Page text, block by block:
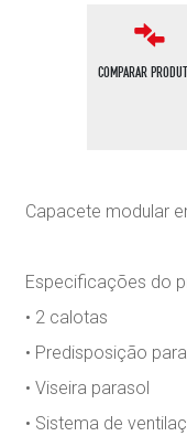
COMPARAR
Capacete modular
Especificações do
• 2 calotas
• Predisposição
• Viseira parasol
• Sistema de